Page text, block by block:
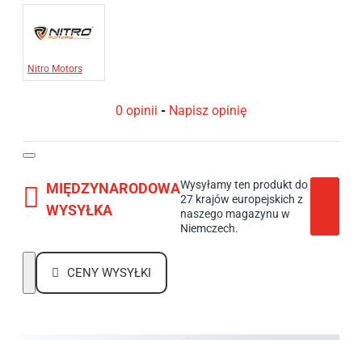
Nitro Motors
0 opinii - Napisz opinię
MIĘDZYNARODOWA
WYSYŁKA
Wysyłamy ten produkt do
27 krajów europejskich z
naszego magazynu w
Niemczech.
CENY WYSYŁKI